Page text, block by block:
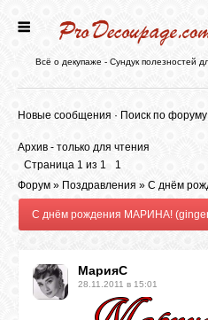
БЛОГ
ФОРУМ
СТАТЬИ
Всё о декупаже - Сундук полезностей
Новые сообщения · Поиск по форуму
Архив - только для чтения
Страница 1 из 1
1
Форум » Поздравления » С днём
С днём рождения МАРИНА!
МарияС
28.11.2011 в 15:01